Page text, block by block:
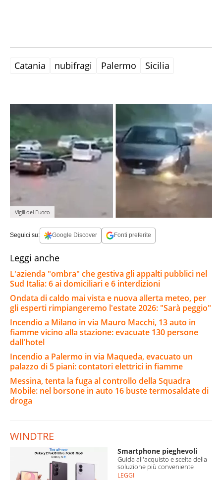
Catania nubifragi Palermo Sicilia
Vigili del Fuoco
Seguici su: Google Discover Fonti preferite
Leggi anche
L'azienda "ombra" che gestiva gli appalti pubblici nel
Sud Italia: 6 ai domiciliari e 6 interdizioni
Ondata di caldo mai vista e nuova allerta meteo, per
gli esperti rimpiangeremo l'estate 2026: "Sarà peggio"
Incendio a Milano in via Mauro Macchi, 13 auto in
fiamme vicino alla stazione: evacuate 130 persone
dall'hotel
Incendio a Palermo in via Maqueda, evacuato un
palazzo di 5 piani: contatori elettrici in fiamme
Messina, tenta la fuga al controllo della Squadra
Mobile: nel borsone in auto 16 buste termosaldate di
droga
WINDTRE
Smartphone pieghevoli
Guida all'acquisto e scelta della
soluzione più conveniente
LEGGI